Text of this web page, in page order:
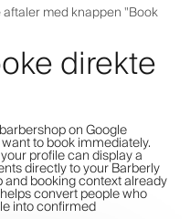
med knappen "Book
direkte
on Google
to book immediately.
profile can display a
directly to your Barberly
booking context already
convert people who
into confirmed